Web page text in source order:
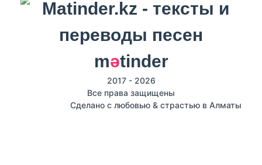
mәtinder
2017 - 2026
Все права защищены
Сделано с любовью & страстью в Алматы